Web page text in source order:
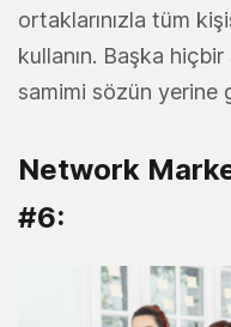
ortaklarınızla tüm
kullanın. Başka
samimi sözün yerine
Network
#6: